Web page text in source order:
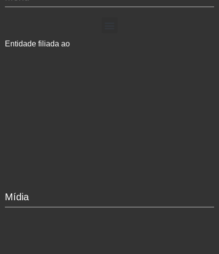
Entidade filiada ao
Mídia